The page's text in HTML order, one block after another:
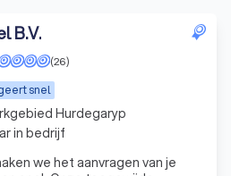
B.V.
snel
(26)
we het aanvragen van je
Hurdegaryp
in bedrijf